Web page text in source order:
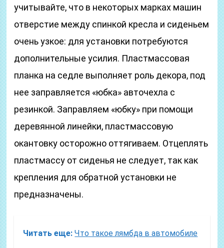
учитывайте, что в некоторых марках машин
отверстие между спинкой кресла и сиденьем
очень узкое: для установки потребуются
дополнительные усилия. Пластмассовая
планка на седле выполняет роль декора, под
нее заправляется «юбка» авточехла с
резинкой. Заправляем «юбку» при помощи
деревянной линейки, пластмассовую
окантовку осторожно оттягиваем. Отцеплять
пластмассу от сиденья не следует, так как
крепления для обратной установки не
предназначены.
Читать еще: Что такое лямбда в автомобиле